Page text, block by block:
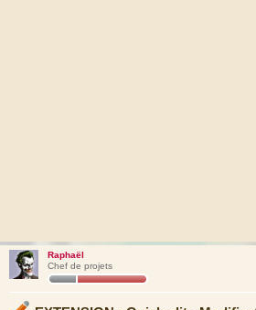
Raphaël
Chef de projets